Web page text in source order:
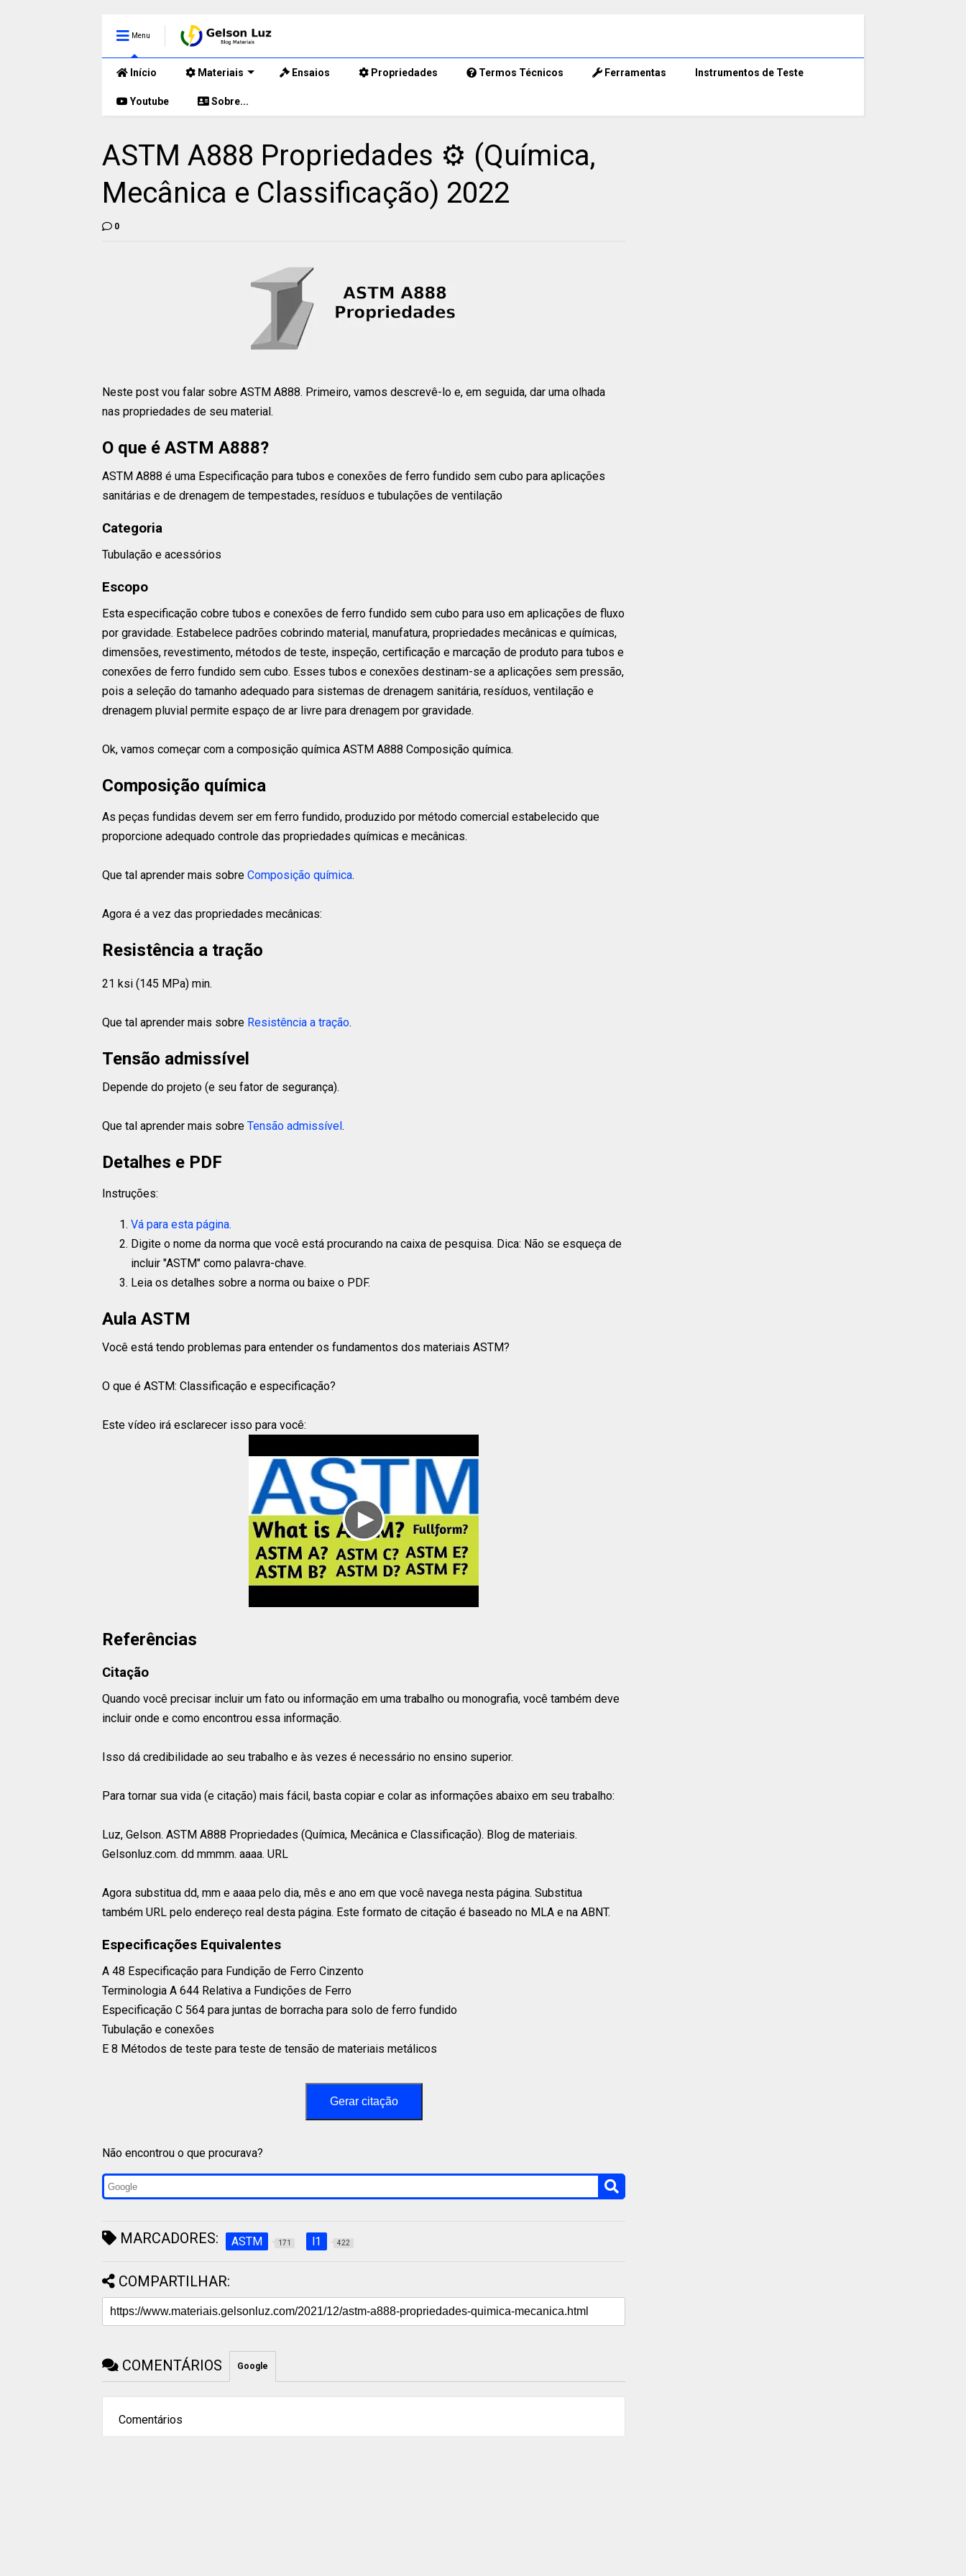
Menu
Início Materiais Ensaios Propriedades Termos Técnicos Ferramentas Instrumentos de Teste
Youtube Sobre...
ASTM A888 Propriedades ⚙️ (Química,
Mecânica e Classificação) 2022
0
Neste post vou falar sobre ASTM A888. Primeiro, vamos descrevê-lo e, em seguida, dar uma olhada
nas propriedades de seu material.
O que é ASTM A888?
ASTM A888 é uma Especificação para tubos e conexões de ferro fundido sem cubo para aplicações
sanitárias e de drenagem de tempestades, resíduos e tubulações de ventilação
Categoria
Tubulação e acessórios
Escopo
Esta especificação cobre tubos e conexões de ferro fundido sem cubo para uso em aplicações de fluxo
por gravidade. Estabelece padrões cobrindo material, manufatura, propriedades mecânicas e químicas,
dimensões, revestimento, métodos de teste, inspeção, certificação e marcação de produto para tubos e
conexões de ferro fundido sem cubo. Esses tubos e conexões destinam-se a aplicações sem pressão,
pois a seleção do tamanho adequado para sistemas de drenagem sanitária, resíduos, ventilação e
drenagem pluvial permite espaço de ar livre para drenagem por gravidade.
Ok, vamos começar com a composição química ASTM A888 Composição química.
Composição química
As peças fundidas devem ser em ferro fundido, produzido por método comercial estabelecido que
proporcione adequado controle das propriedades químicas e mecânicas.
Que tal aprender mais sobre Composição química.
Agora é a vez das propriedades mecânicas:
Resistência a tração
21 ksi (145 MPa) min.
Que tal aprender mais sobre Resistência a tração.
Tensão admissível
Depende do projeto (e seu fator de segurança).
Que tal aprender mais sobre Tensão admissível.
Detalhes e PDF
Instruções:
Vá para esta página.
Digite o nome da norma que você está procurando na caixa de pesquisa. Dica: Não se esqueça de
incluir "ASTM" como palavra-chave.
Leia os detalhes sobre a norma ou baixe o PDF.
Aula ASTM
Você está tendo problemas para entender os fundamentos dos materiais ASTM?
O que é ASTM: Classificação e especificação?
Este vídeo irá esclarecer isso para você:
Referências
Citação
Quando você precisar incluir um fato ou informação em uma trabalho ou monografia, você também deve
incluir onde e como encontrou essa informação.
Isso dá credibilidade ao seu trabalho e às vezes é necessário no ensino superior.
Para tornar sua vida (e citação) mais fácil, basta copiar e colar as informações abaixo em seu trabalho:
Luz, Gelson. ASTM A888 Propriedades (Química, Mecânica e Classificação). Blog de materiais.
Gelsonluz.com. dd mmmm. aaaa. URL
Agora substitua dd, mm e aaaa pelo dia, mês e ano em que você navega nesta página. Substitua
também URL pelo endereço real desta página. Este formato de citação é baseado no MLA e na ABNT.
Especificações Equivalentes
A 48 Especificação para Fundição de Ferro Cinzento⁣
Terminologia A 644 Relativa a Fundições de Ferro⁣
Especificação C 564 para juntas de borracha para solo de ferro fundido⁣
Tubulação e conexões⁣
E 8 Métodos de teste para teste de tensão de materiais metálicos⁣
Gerar citação
Não encontrou o que procurava?
MARCADORES: ASTM 171 l1 422
COMPARTILHAR:
COMENTÁRIOS Google
Comentários